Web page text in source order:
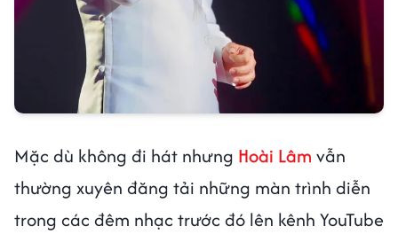
Mặc dù không đi hát nhưng Hoài Lâm vẫn
thường xuyên đăng tải những màn trình diễn
trong các đêm nhạc trước đó lên kênh YouTube